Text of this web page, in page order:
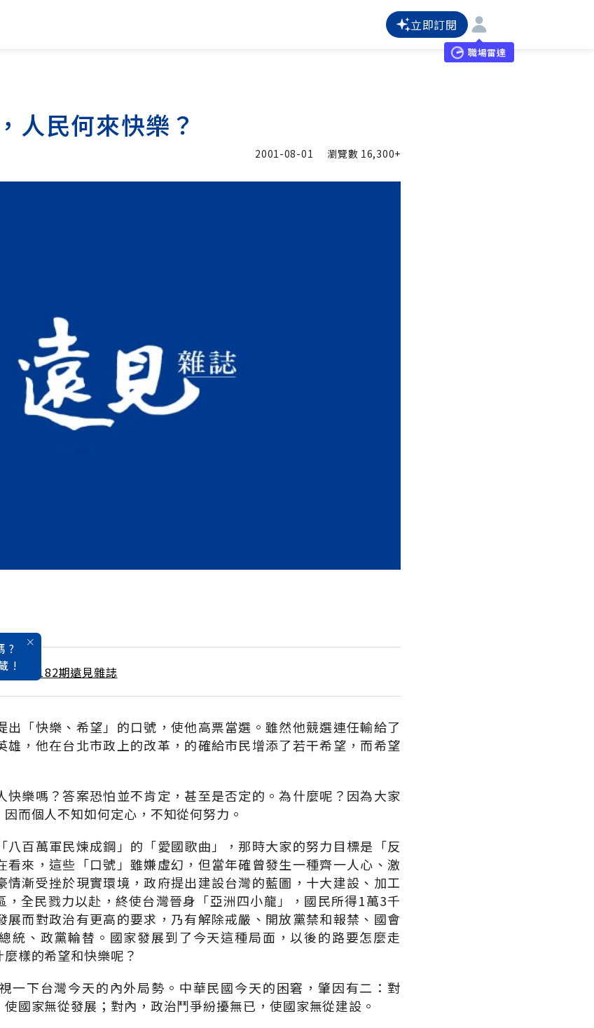
立即訂閱
職場雷達
人民何來快樂？
2001-08-01 瀏覽數 16,300+
?
!
誌 第182期遠見雜誌
出「快樂、希望」的口號，使他高票當選。雖然他競選連任輸給了
雄，他在台北市政上的改革，的確給市民增添了若干希望，而希望
快樂嗎？答案恐怕並不肯定，甚至是否定的。為什麼呢？因為大家
而個人不知如何定心，不知從何努力。
八百萬軍民煉成鋼」的「愛國歌曲」，那時大家的努力目標是「反
看來，這些「口號」雖嫌虛幻，但當年確曾發生一種齊一人心、激
情漸受挫於現實環境，政府提出建設台灣的藍圖，十大建設、加工
，全民戮力以赴，終使台灣晉身「亞洲四小龍」，國民所得1萬3千
展而對政治有更高的要求，乃有解除戒嚴、開放黨禁和報禁、國會
統、政黨輪替。國家發展到了今天這種局面，以後的路要怎麼走
樣的希望和快樂呢？
一下台灣今天的內外局勢。中華民國今天的困窘，肇因有二：對
國家無從發展；對內，政治鬥爭紛擾無已，使國家無從建設。